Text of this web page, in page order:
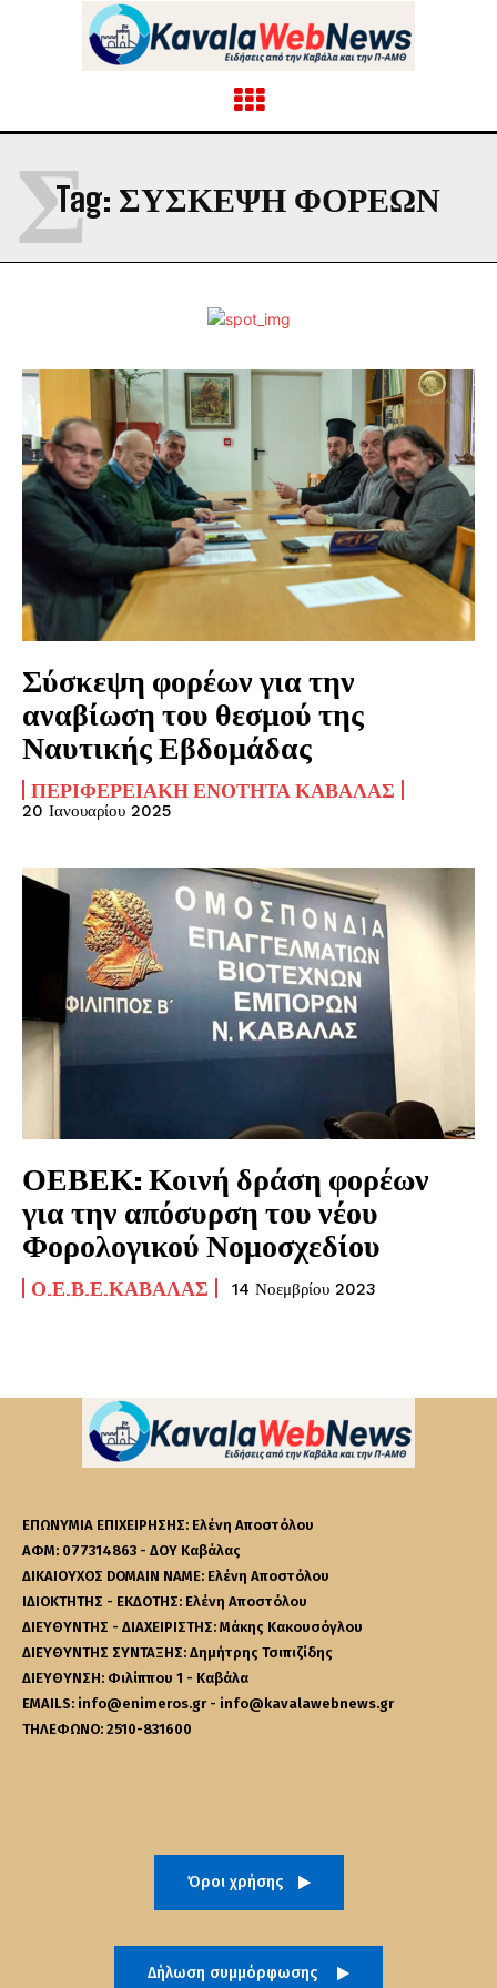
Tag: ΣΥΣΚΕΨΗ ΦΟΡΕΩΝ
Σ
Σύσκεψη φορέων για την
αναβίωση του θεσμού της
Ναυτικής Εβδομάδας
ΠΕΡΙΦΕΡΕΙΑΚΉ ΕΝΌΤΗΤΑ ΚΑΒΆΛΑΣ
20 Ιανουαρίου 2025
ΟΕΒΕΚ: Κοινή δράση φορέων
για την απόσυρση του νέου
Φορολογικού Νομοσχεδίου
Ο.Ε.Β.Ε.ΚΑΒΆΛΑΣ 14 Νοεμβρίου 2023
ΕΠΩΝΥΜΙΑ ΕΠΙΧΕΙΡΗΣΗΣ: Ελένη Αποστόλου
ΑΦΜ: 077314863 - ΔΟΥ Καβάλας
ΔΙΚΑΙΟΥΧΟΣ DOMAIN NAME: Ελένη Αποστόλου
ΙΔΙΟΚΤΗΤΗΣ - ΕΚΔΟΤΗΣ: Ελένη Αποστόλου
ΔΙΕΥΘΥΝΤΗΣ - ΔΙΑΧΕΙΡΙΣΤΗΣ: Μάκης Κακουσόγλου
ΔΙΕΥΘΥΝΤΗΣ ΣΥΝΤΑΞΗΣ: Δημήτρης Τσιπιζίδης
ΔΙΕΥΘΥΝΣΗ: Φιλίππου 1 - Καβάλα
EMAILS: info@enimeros.gr - info@kavalawebnews.gr
ΤΗΛΕΦΩΝΟ: 2510-831600
Όροι χρήσης
Δήλωση συμμόρφωσης